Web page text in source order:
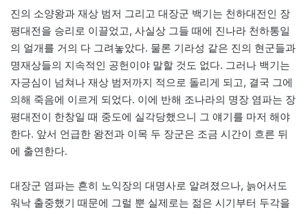
진의 소양왕과 재상 범저 그리고 대장군 백기는 천하대전인 장
평대전을 승리로 이끌었고, 사실상 그들 때에 진나라 천하통일
의 얼개를 거의 다 그려놓았다. 물론 기라성 같은 진의 현군들과
명재상들의 지속적인 공헌이야 말할 것도 없다. 그러나 백기는
자긍심이 넘쳐나 재상 범저까지 적으로 돌리게 되고, 결국 그에
의해 죽음에 이르게 되었다. 이에 반해 조나라의 명장 염파는 장
평대전이 한창일 때 중도에 실각당했으니 그 얘기를 마저 해야
한다. 앞서 언급한 왕전과 이목 두 장군은 조금 시간이 흐른 뒤
에 출연한다.
대장군 염파는 흔히 노익장의 대명사로 알려졌으나, 늙어서도
워낙 출중했기 때문에 그럴 뿐 실제로는 젊은 시기부터 두각을